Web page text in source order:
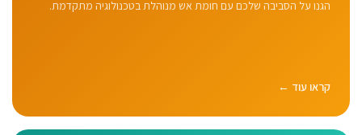
הגנו על הסביבה שלכם עם חומת אש מנוהלת בטכנולוגיה מתקדמת.
קראו עוד ←